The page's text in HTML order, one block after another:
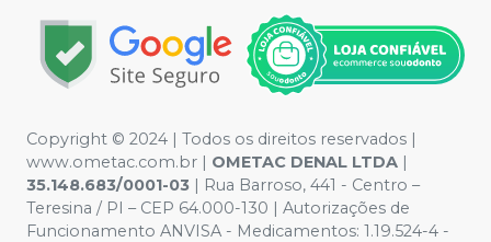
Copyright © 2024 | Todos os direitos reservados |
www.ometac.com.br | OMETAC DENAL LTDA |
35.148.683/0001-03 | Rua Barroso, 441 - Centro –
Teresina / PI – CEP 64.000-130 | Autorizações de
Funcionamento ANVISA - Medicamentos: 1.19.524-4 -